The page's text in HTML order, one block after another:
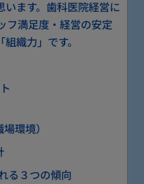
ます。歯科医院経営に
フ満足度・経営の安定
織力」です。
環境）
る３つの傾向